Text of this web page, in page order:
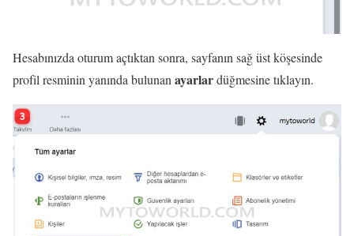
Hesabınızda oturum açtıktan sonra, sayfanın sağ üst köşesinde
profil resminin yanında bulunan ayarlardüğmesine tıklayın.